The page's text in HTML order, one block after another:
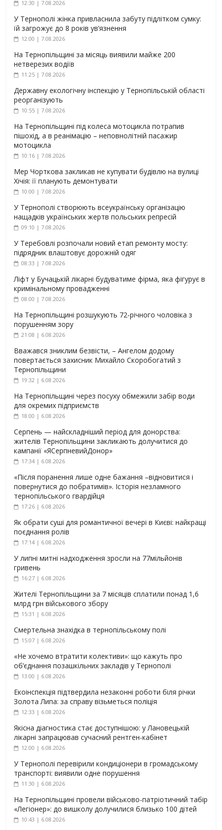
12:30 | 7.08.2026
У Тернополі жінка привласнила забуту підлітком сумку:
їй загрожує до 8 років ув’язнення
12:00 | 7.08.2026
На Тернопільщині за місяць виявили майже 200
нетверезих водіїв
11:25 | 7.08.2026
Державну екологічну інспекцію у Тернопільській області
реорганізують
10:55 | 7.08.2026
На Тернопільщині під колеса мотоцикла потрапив
пішохід, а в реанімацію – неповнолітній пасажир
мотоцикла
10:16 | 7.08.2026
Мер Чорткова закликав не купувати будівлю на вулиці
Хічія: її планують демонтувати
10:00 | 7.08.2026
У Тернополі створюють всеукраїнську організацію
нащадків українських жертв польських репресій
09:10 | 7.08.2026
У Теребовлі розпочали новий етап ремонту мосту:
підрядник влаштовує дорожній одяг
08:33 | 7.08.2026
Ліфт у Бучацькій лікарні будуватиме фірма, яка фігурує в
кримінальному провадженні
08:00 | 7.08.2026
На Тернопільщині розшукують 72-річного чоловіка з
порушенням зору
21:08 | 6.08.2026
Вважався зниклим безвісти, – Ангелом додому
повертається захисник Михайло Скоробогатий з
Тернопільщини
19:32 | 6.08.2026
На Тернопільщині через посуху обмежили забір води
для окремих підприємств
18:00 | 6.08.2026
Серпень — найскладніший період для донорства:
жителів Тернопільщини закликають долучитися до
кампанії «ЯСерпневийДонор»
17:34 | 6.08.2026
«Після поранення лише одне бажання –відновитися і
повернутися до побратимів». Історія незламного
тернопільського гвардійця
17:26 | 6.08.2026
Як обрати суші для романтичної вечері в Києві: найкращі
поєднання ролів
17:14 | 6.08.2026
У липні митні надходження зросли на 77мільйонів
гривень
16:27 | 6.08.2026
Жителі Тернопільщини за 7 місяців сплатили понад 1,6
млрд грн військового збору
15:31 | 6.08.2026
Смертельна знахідка в тернопільському полі
15:07 | 6.08.2026
«Не хочемо втратити колективи»: що кажуть про
об’єднання позашкільних закладів у Тернополі
13:00 | 6.08.2026
Екоінспекція підтвердила незаконні роботи біля річки
Золота Липа: за справу візьметься поліція
12:33 | 6.08.2026
Якісна діагностика стає доступнішою: у Лановецькій
лікарні запрацював сучасний рентген-кабінет
12:00 | 6.08.2026
У Тернополі перевірили кондиціонери в громадському
транспорті: виявили одне порушення
11:30 | 6.08.2026
На Тернопільщині провели військово-патріотичний табір
«Легіонер»: до вишколу долучилися близько 100 дітей
10:43 | 6.08.2026